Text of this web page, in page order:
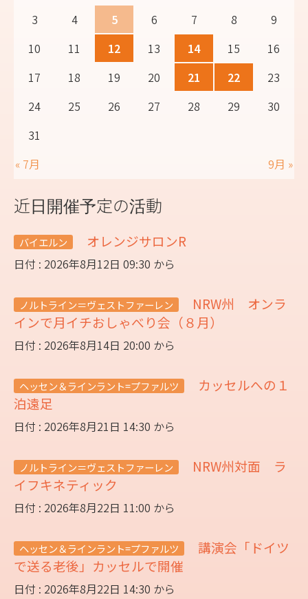
3
4 5 6 7 8
9
10
11 12 13 14 15
16
17
18 19 20 21 22
23
24
25 26 27 28 29
30
31
« 7月
9月 »
近日開催予定の活動
バイエルン オレンジサロンR
日付 : 2026年8月12日 09:30 から
ノルトライン＝ヴェストファーレン
NRW州 オンラ
インで月イチおしゃべり会（８月）
日付 : 2026年8月14日 20:00 から
ヘッセン＆ラインラント=プファルツ
カッセルへの１
泊遠足
日付 : 2026年8月21日 14:30 から
ノルトライン＝ヴェストファーレン
NRW州対面 ラ
イフキネティック
日付 : 2026年8月22日 11:00 から
ヘッセン＆ラインラント=プファルツ
講演会「ドイツ
で送る老後」カッセルで開催
日付 : 2026年8月22日 14:30 から